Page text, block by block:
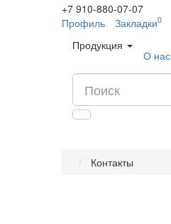
+7 910-880-07-07
Профиль
Закладки0
Продукция
О нас
Контакты